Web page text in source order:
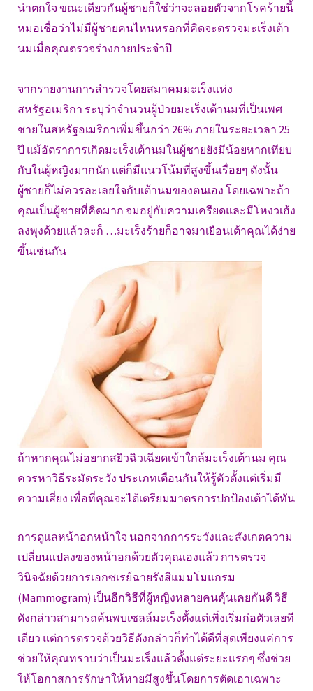
น่าตกใจ ขณะเดียวกันผู้ชายก็ใช่ว่าจะลอยตัวจากโรคร้ายนี้
หมอเชื่อว่าไม่มีผู้ชายคนไหนหรอกที่คิดจะตรวจมะเร็งเต้า
นมเมื่อคุณตรวจร่างกายประจำปี
จากรายงานการสำรวจโดยสมาคมมะเร็งแห่ง
สหรัฐอเมริกา ระบุว่าจำนวนผู้ป่วยมะเร็งเต้านมที่เป็นเพศ
ชายในสหรัฐอเมริกาเพิ่มขึ้นกว่า 26% ภายในระยะเวลา 25
ปี แม้อัตราการเกิดมะเร็งเต้านมในผู้ชายยังมีน้อยหากเทียบ
กับในผู้หญิงมากนัก แต่ก็มีแนวโน้มที่สูงขึ้นเรื่อยๆ ดังนั้น
ผู้ชายก็ไม่ควรละเลยใจกับเต้านมของตนเอง โดยเฉพาะถ้า
คุณเป็นผู้ชายที่คิดมาก จมอยู่กับความเครียดและมีโหงวเฮ้ง
ลงพุงด้วยแล้วละก็ …มะเร็งร้ายก็อาจมาเยือนเต้าคุณได้ง่าย
ขึ้นเช่นกัน
ถ้าหากคุณไม่อยากสยิวฉิวเฉียดเข้าใกล้มะเร็งเต้านม คุณ
ควรหาวิธีระมัดระวัง ประเภทเตือนกันให้รู้ตัวตั้งแต่เริ่มมี
ความเสี่ยง เพื่อที่คุณจะได้เตรียมมาตรการปกป้องเต้าได้ทัน
การดูแลหน้าอกหน้าใจ นอกจากการระวังและสังเกตความ
เปลี่ยนแปลงของหน้าอกด้วยตัวคุณเองแล้ว การตรวจ
วินิจฉัยด้วยการเอกซเรย์ฉายรังสีแมมโมแกรม
(Mammogram) เป็นอีกวิธีที่ผู้หญิงหลายคนคุ้นเคยกันดี วิธี
ดังกล่าวสามารถค้นพบเซลล์มะเร็งตั้งแต่เพิ่งเริ่มก่อตัวเลยที
เดียว แต่การตรวจด้วยวิธีดังกล่าวก็ทำได้ดีที่สุดเพียงแค่การ
ช่วยให้คุณทราบว่าเป็นมะเร็งแล้วตั้งแต่ระยะแรกๆ ซึ่งช่วย
ให้โอกาสการรักษาให้หายมีสูงขึ้นโดยการตัดเอาเฉพาะ